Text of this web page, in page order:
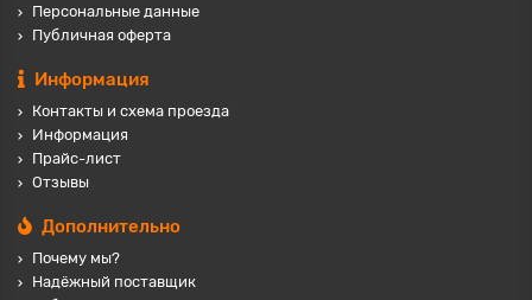
Персональные данные
Публичная оферта
Информация
Контакты и схема проезда
Информация
Прайс-лист
Отзывы
Дополнительно
Почему мы?
Надёжный поставщик